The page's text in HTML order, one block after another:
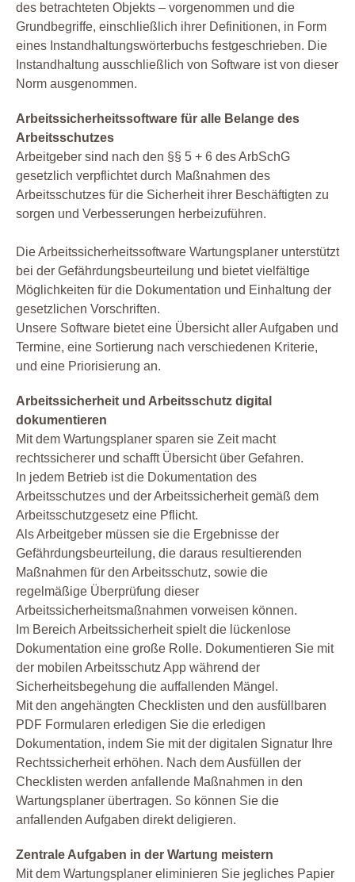
des betrachteten Objekts – vorgenommen und die
Grundbegriffe, einschließlich ihrer Definitionen, in Form
eines Instandhaltungswörterbuchs festgeschrieben. Die
Instandhaltung ausschließlich von Software ist von dieser
Norm ausgenommen.
Arbeitssicherheitssoftware für alle Belange des
Arbeitsschutzes
Arbeitgeber sind nach den §§ 5 + 6 des ArbSchG
gesetzlich verpflichtet durch Maßnahmen des
Arbeitsschutzes für die Sicherheit ihrer Beschäftigten zu
sorgen und Verbesserungen herbeizuführen.
Die Arbeitssicherheitssoftware Wartungsplaner unterstützt
bei der Gefährdungsbeurteilung und bietet vielfältige
Möglichkeiten für die Dokumentation und Einhaltung der
gesetzlichen Vorschriften.
Unsere Software bietet eine Übersicht aller Aufgaben und
Termine, eine Sortierung nach verschiedenen Kriterie,
und eine Priorisierung an.
Arbeitssicherheit und Arbeitsschutz digital
dokumentieren
Mit dem Wartungsplaner sparen sie Zeit macht
rechtssicherer und schafft Übersicht über Gefahren.
In jedem Betrieb ist die Dokumentation des
Arbeitsschutzes und der Arbeitssicherheit gemäß dem
Arbeitsschutzgesetz eine Pflicht.
Als Arbeitgeber müssen sie die Ergebnisse der
Gefährdungsbeurteilung, die daraus resultierenden
Maßnahmen für den Arbeitsschutz, sowie die
regelmäßige Überprüfung dieser
Arbeitssicherheitsmaßnahmen vorweisen können.
Im Bereich Arbeitssicherheit spielt die lückenlose
Dokumentation eine große Rolle. Dokumentieren Sie mit
der mobilen Arbeitsschutz App während der
Sicherheitsbegehung die auffallenden Mängel.
Mit den angehängten Checklisten und den ausfüllbaren
PDF Formularen erledigen Sie die erledigen
Dokumentation, indem Sie mit der digitalen Signatur Ihre
Rechtssicherheit erhöhen. Nach dem Ausfüllen der
Checklisten werden anfallende Maßnahmen in den
Wartungsplaner übertragen. So können Sie die
anfallenden Aufgaben direkt deligieren.
Zentrale Aufgaben in der Wartung meistern
Mit dem Wartungsplaner eliminieren Sie jegliches Papier